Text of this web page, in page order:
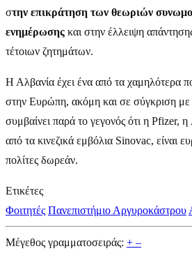
στην επικράτηση των θεωριών
ενημέρωσης και στην έλλειψη
τέτοιων ζητημάτων.
Η Αλβανία έχει ένα από τα χαμηλότερα
στην Ευρώπη, ακόμη και σε σύγκριση με
συμβαίνει παρά το γεγονός ότι η Pfizer,
από τα κινεζικά εμβόλια Sinovac, είναι
πολίτες δωρεάν.
Ετικέτες
Φοιτητές Πανεπιστήμιο Αργυροκάστρου
Μέγεθος γραμματοσειράς: + –